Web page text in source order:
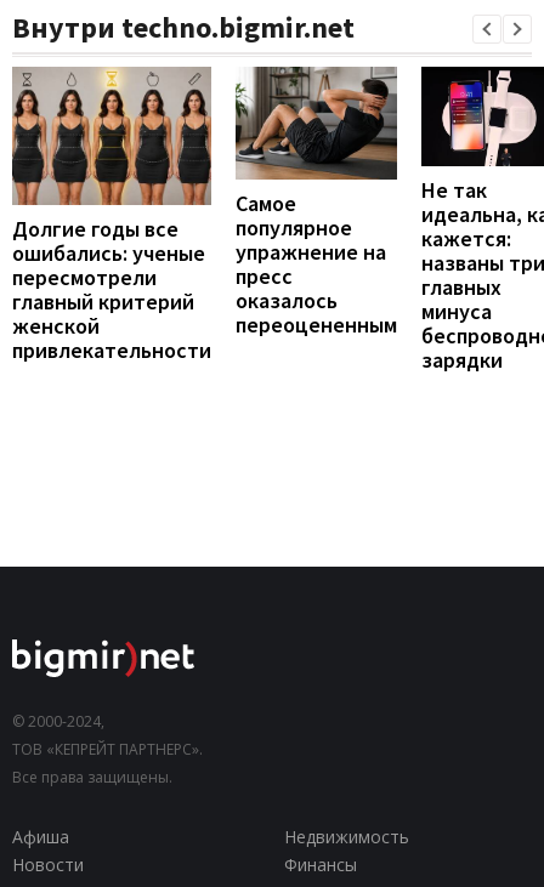
Внутри techno.bigmir.net
Долгие годы все
ошибались: ученые
пересмотрели
главный критерий
женской
привлекательности
Самое
популярное
упражнение на
пресс
оказалось
переоцененным
Не так
идеальна,
кажется:
названы три
главных
минуса
зарядки
© 2000-2024,
ТОВ «КЕПРЕЙТ ПАРТНЕРС».
Все права защищены.
Афиша
Недвижимость
Новости
Финансы